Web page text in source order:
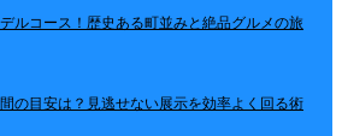
ルコース！歴史ある町並みと絶品グルメの旅
の目安は？見逃せない展示を効率よく回る術